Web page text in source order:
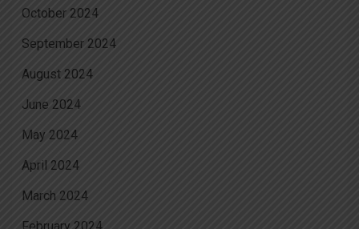
October 2024
September 2024
August 2024
June 2024
May 2024
April 2024
March 2024